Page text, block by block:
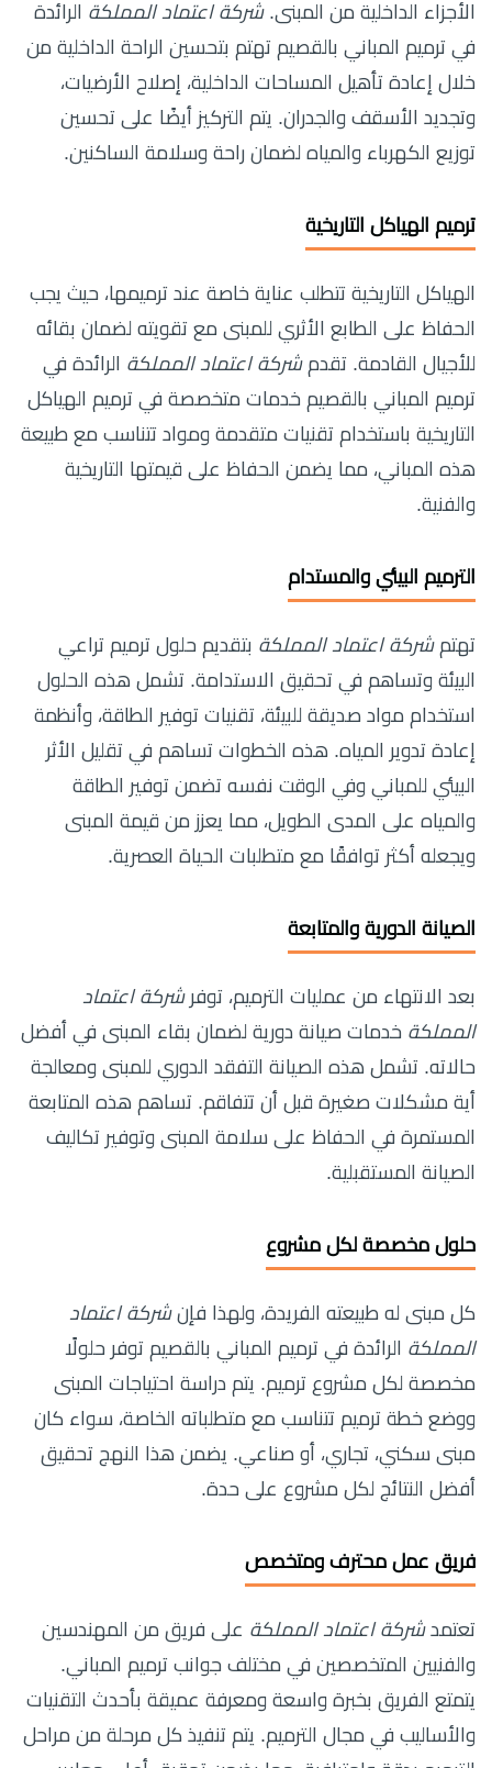
الأجزاء الداخلية من المبنى.شركة اعتماد المملكة الرائدة
في ترميم المباني بالقصيم تهتم بتحسين الراحة الداخلية من
خلال إعادة تأهيل المساحات الداخلية، إصلاح الأرضيات،
وتجديد الأسقف والجدران. يتم التركيز أيضًا على تحسين
توزيع الكهرباء والمياه لضمان راحة وسلامة الساكنين.
ترميم الهياكل التاريخية
الهياكل التاريخية تتطلب عناية خاصة عند ترميمها، حيث يجب
الحفاظ على الطابع الأثري للمبنى مع تقويته لضمان بقائه
للأجيال القادمة. تقدمشركة اعتماد المملكة الرائدة في
ترميم المباني بالقصيم خدمات متخصصة في ترميم الهياكل
التاريخية باستخدام تقنيات متقدمة ومواد تتناسب مع طبيعة
هذه المباني، مما يضمن الحفاظ على قيمتها التاريخية
والفنية.
الترميم البيئي والمستدام
تهتمشركة اعتماد المملكة بتقديم حلول ترميم تراعي
البيئة وتساهم في تحقيق الاستدامة. تشمل هذه الحلول
استخدام مواد صديقة للبيئة، تقنيات توفير الطاقة، وأنظمة
إعادة تدوير المياه. هذه الخطوات تساهم في تقليل الأثر
البيئي للمباني وفي الوقت نفسه تضمن توفير الطاقة
والمياه على المدى الطويل، مما يعزز من قيمة المبنى
ويجعله أكثر توافقًا مع متطلبات الحياة العصرية.
الصيانة الدورية والمتابعة
بعد الانتهاء من عمليات الترميم، توفرشركة اعتماد
المملكة خدمات صيانة دورية لضمان بقاء المبنى في أفضل
حالاته. تشمل هذه الصيانة التفقد الدوري للمبنى ومعالجة
أية مشكلات صغيرة قبل أن تتفاقم. تساهم هذه المتابعة
المستمرة في الحفاظ على سلامة المبنى وتوفير تكاليف
الصيانة المستقبلية.
حلول مخصصة لكل مشروع
كل مبنى له طبيعته الفريدة، ولهذا فإنشركة اعتماد
المملكة الرائدة في ترميم المباني بالقصيم توفر حلولًا
مخصصة لكل مشروع ترميم. يتم دراسة احتياجات المبنى
ووضع خطة ترميم تتناسب مع متطلباته الخاصة، سواء كان
مبنى سكني، تجاري، أو صناعي. يضمن هذا النهج تحقيق
أفضل النتائج لكل مشروع على حدة.
فريق عمل محترف ومتخصص
تعتمدشركة اعتماد المملكة على فريق من المهندسين
والفنيين المتخصصين في مختلف جوانب ترميم المباني.
يتمتع الفريق بخبرة واسعة ومعرفة عميقة بأحدث التقنيات
والأساليب في مجال الترميم. يتم تنفيذ كل مرحلة من مراحل